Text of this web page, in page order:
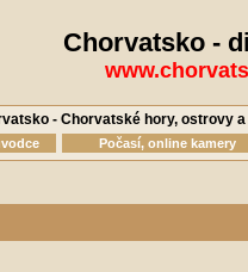
Chorvatsko -
- Chorvatské hory, ostrovy a
Počasí, online kamery